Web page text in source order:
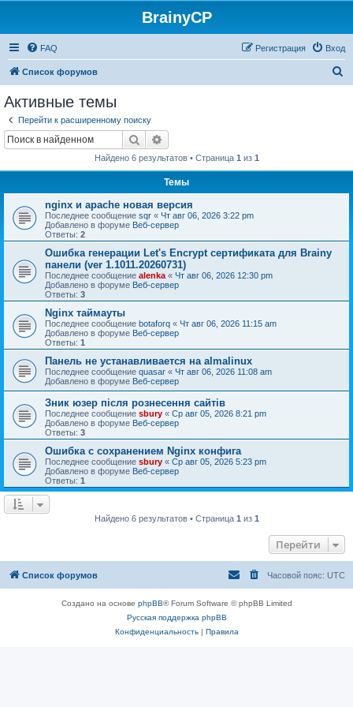
BrainyCP
FAQ Вход
Регистрация
Список форумов
Активные темы
Перейти к расширенному поиску
Поиск
Найдено 6 результатов • Страница 1 из 1
Темы
nginx и apache новая версия
Последнее сообщение sqr « Чт авг 06, 2026 3:22 pm
Добавлено в форуме Веб-сервер
Ответы: 2
Ошибка генерации Let's Encrypt сертификата для Brainy
панели (ver 1.1011.20260731)
Последнее сообщение alenka « Чт авг 06, 2026 12:30 pm
Добавлено в форуме Веб-сервер
Ответы: 3
Nginx таймауты
Последнее сообщение botaforq « Чт авг 06, 2026 11:15 am
Добавлено в форуме Веб-сервер
Ответы: 1
Панель не устанавливается на almalinux
Последнее сообщение quasar « Чт авг 06, 2026 11:08 am
Добавлено в форуме Веб-сервер
Зник юзер після рознесення сайтів
Последнее сообщение sbury « Ср авг 05, 2026 8:21 pm
Добавлено в форуме Веб-сервер
Ответы: 3
Ошибка с сохранением Nginx конфига
Последнее сообщение sbury « Ср авг 05, 2026 5:23 pm
Добавлено в форуме Веб-сервер
Ответы: 1
Найдено 6 результатов • Страница 1 из 1
Перейти
Список форумов Часовой пояс: UTC
Создано на основе phpBB® Forum Software © phpBB Limited
Русская поддержка phpBB
Конфиденциальность| Правила